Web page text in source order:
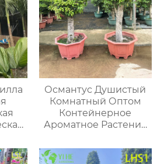
Османтус Душистый
Комнатный Оптом
Контейнерное
Ароматное Растение